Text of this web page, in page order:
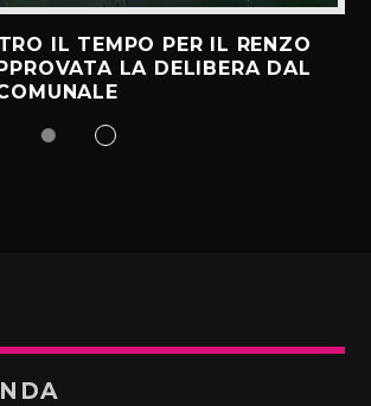
IL TEMPO PER IL RENZO
LA DELIBERA DAL